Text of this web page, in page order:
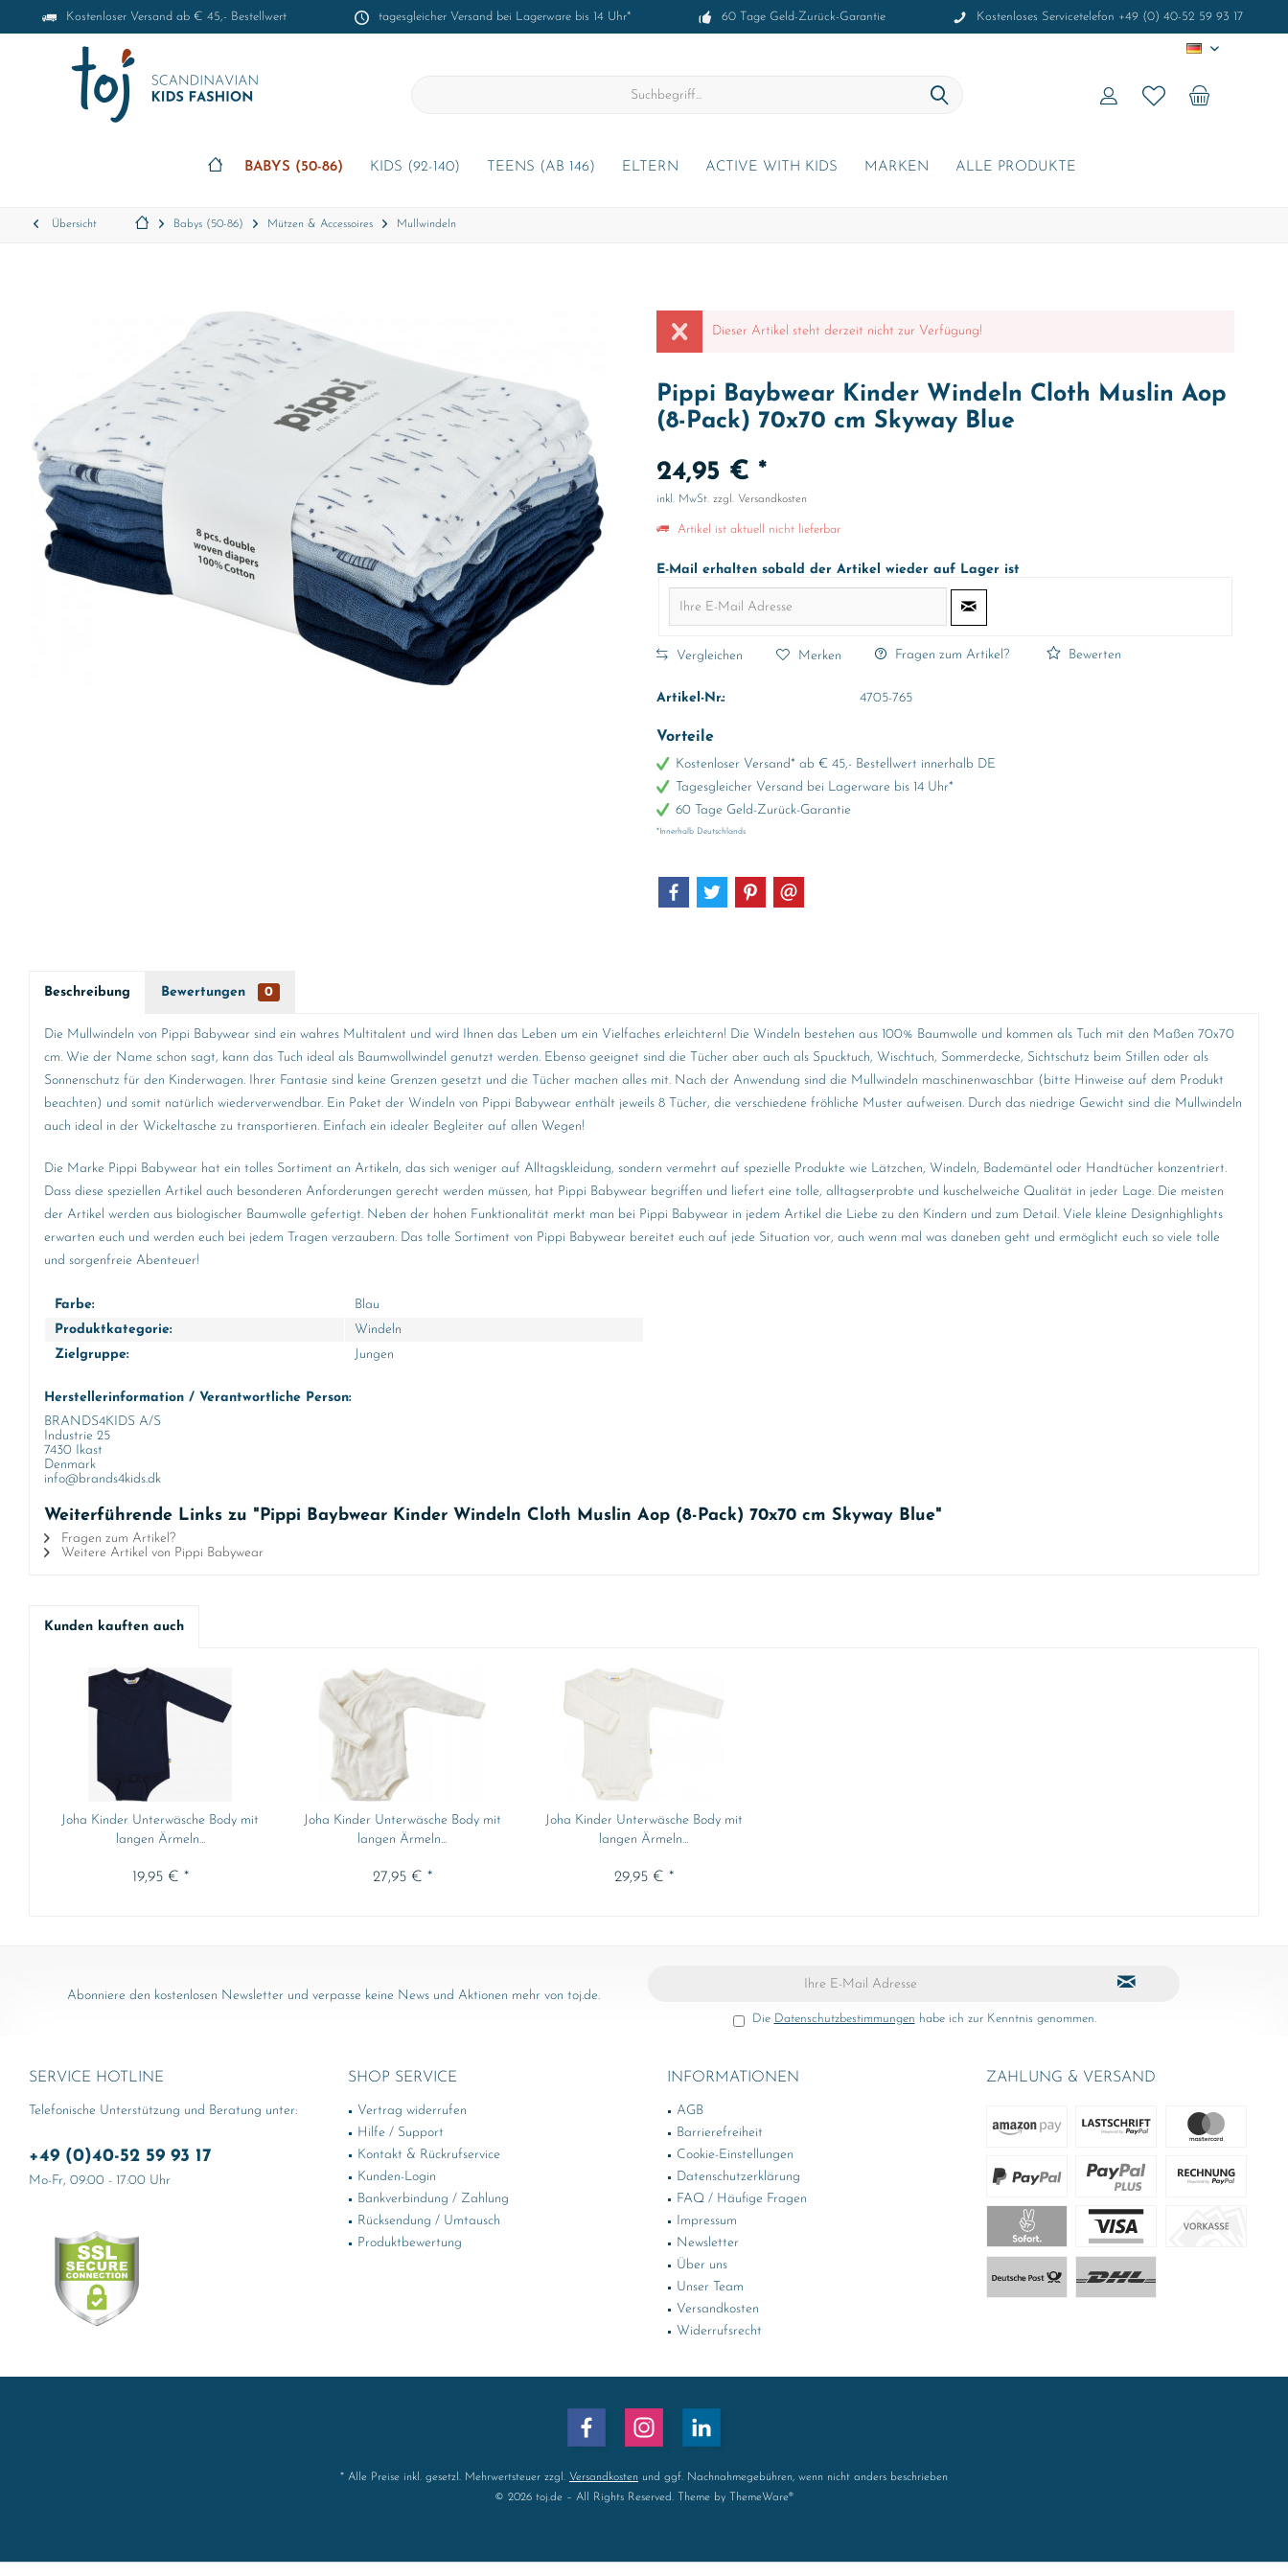
Kostenloser Versand ab € 45,- Bestellwert tagesgleicher Versand bei Lagerware bis 14 Uhr* 60 Tage Geld-Zurück-Garantie Kostenloses Servicetelefon +49 (0) 40-52 59 93 17
DE
BABYS (50-86) KIDS (92-140) TEENS (AB 146) ELTERN ACTIVE WITH KIDS MARKEN ALLE PRODUKTE
Übersicht Babys (50-86) Mützen & Accessoires Mullwindeln
Dieser Artikel steht derzeit nicht zur Verfügung!
Pippi Baybwear Kinder Windeln Cloth Muslin Aop
(8-Pack) 70x70 cm Skyway Blue
24,95 € *
inkl. MwSt. zzgl. Versandkosten
Artikel ist aktuell nicht lieferbar
E-Mail erhalten sobald der Artikel wieder auf Lager ist
Vergleichen Merken Fragen zum Artikel? Bewerten
Artikel-Nr.: 4705-765
Vorteile
Kostenloser Versand* ab € 45,- Bestellwert innerhalb DE
Tagesgleicher Versand bei Lagerware bis 14 Uhr*
60 Tage Geld-Zurück-Garantie
*Innerhalb Deutschlands
Beschreibung Bewertungen 0
Die Mullwindeln von Pippi Babywear sind ein wahres Multitalent und wird Ihnen das Leben um ein Vielfaches erleichtern! Die Windeln bestehen aus 100% Baumwolle und kommen als Tuch mit den Maßen 70x70
cm. Wie der Name schon sagt, kann das Tuch ideal als Baumwollwindel genutzt werden. Ebenso geeignet sind die Tücher aber auch als Spucktuch, Wischtuch, Sommerdecke, Sichtschutz beim Stillen oder als
Sonnenschutz für den Kinderwagen. Ihrer Fantasie sind keine Grenzen gesetzt und die Tücher machen alles mit. Nach der Anwendung sind die Mullwindeln maschinenwaschbar (bitte Hinweise auf dem Produkt
beachten) und somit natürlich wiederverwendbar. Ein Paket der Windeln von Pippi Babywear enthält jeweils 8 Tücher, die verschiedene fröhliche Muster aufweisen. Durch das niedrige Gewicht sind die Mullwindeln
auch ideal in der Wickeltasche zu transportieren. Einfach ein idealer Begleiter auf allen Wegen!
Die Marke Pippi Babywear hat ein tolles Sortiment an Artikeln, das sich weniger auf Alltagskleidung, sondern vermehrt auf spezielle Produkte wie Lätzchen, Windeln, Bademäntel oder Handtücher konzentriert.
Dass diese speziellen Artikel auch besonderen Anforderungen gerecht werden müssen, hat Pippi Babywear begriffen und liefert eine tolle, alltagserprobte und kuschelweiche Qualität in jeder Lage. Die meisten
der Artikel werden aus biologischer Baumwolle gefertigt. Neben der hohen Funktionalität merkt man bei Pippi Babywear in jedem Artikel die Liebe zu den Kindern und zum Detail. Viele kleine Designhighlights
erwarten euch und werden euch bei jedem Tragen verzaubern. Das tolle Sortiment von Pippi Babywear bereitet euch auf jede Situation vor, auch wenn mal was daneben geht und ermöglicht euch so viele tolle
und sorgenfreie Abenteuer!
Farbe:
Blau
Produktkategorie:
Windeln
Zielgruppe:
Jungen
Herstellerinformation / Verantwortliche Person:
BRANDS4KIDS A/S
Industrie 25
7430 Ikast
Denmark
info@brands4kids.dk
Weiterführende Links zu "Pippi Baybwear Kinder Windeln Cloth Muslin Aop (8-Pack) 70x70 cm Skyway Blue"
Fragen zum Artikel?
Weitere Artikel von Pippi Babywear
Kunden kauften auch
Joha Kinder Unterwäsche Body mit
langen Ärmeln...
19,95 € *
Joha Kinder Unterwäsche Body mit
langen Ärmeln...
27,95 € *
Joha Kinder Unterwäsche Body mit
langen Ärmeln...
29,95 € *
Abonniere den kostenlosen Newsletter und verpasse keine News und Aktionen mehr von toj.de.
Die Datenschutzbestimmungen habe ich zur Kenntnis genommen.
SERVICE HOTLINE
Telefonische Unterstützung und Beratung unter:
+49 (0)40-52 59 93 17
Mo-Fr, 09:00 - 17:00 Uhr
SHOP SERVICE
Vertrag widerrufen
Hilfe / Support
Kontakt & Rückrufservice
Kunden-Login
Bankverbindung / Zahlung
Rücksendung / Umtausch
Produktbewertung
INFORMATIONEN
AGB
Barrierefreiheit
Cookie-Einstellungen
Datenschutzerklärung
FAQ / Häufige Fragen
Impressum
Newsletter
Über uns
Unser Team
Versandkosten
Widerrufsrecht
ZAHLUNG & VERSAND
* Alle Preise inkl. gesetzl. Mehrwertsteuer zzgl. Versandkosten und ggf. Nachnahmegebühren, wenn nicht anders beschrieben
© 2026 toj.de – All Rights Reserved. Theme by
ThemeWare®